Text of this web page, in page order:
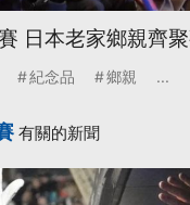
日本老家鄉親齊
紀念品 鄉親 ...
有關的新聞